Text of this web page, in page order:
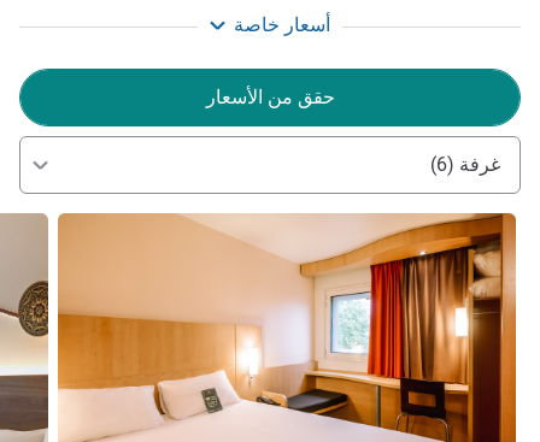
أسعار خاصة
حقق من الأسعار
غرفة (6)
راجع التفاصيل راجع